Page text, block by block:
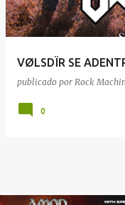
VØLSDÏR SE
publicado por Rock
0